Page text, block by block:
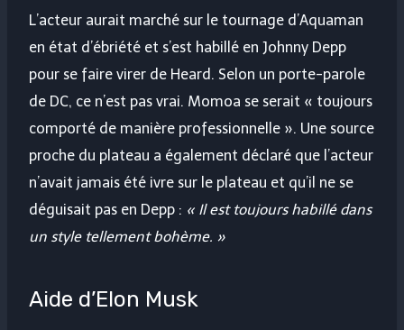
L’acteur aurait marché sur le tournage d’Aquaman
en état d’ébriété et s’est habillé en Johnny Depp
pour se faire virer de Heard. Selon un porte-parole
de DC, ce n’est pas vrai. Momoa se serait « toujours
comporté de manière professionnelle ». Une source
proche du plateau a également déclaré que l’acteur
n’avait jamais été ivre sur le plateau et qu’il ne se
déguisait pas en Depp : « Il est toujours habillé dans
un style tellement bohème. »
Aide d’Elon Musk